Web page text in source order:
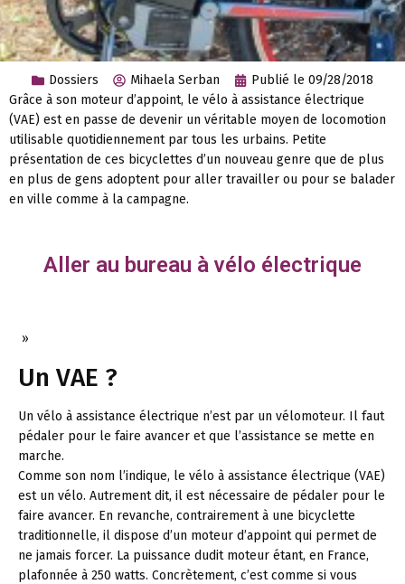
Dossiers Mihaela Serban Publié le 09/28/2018
Grâce à son moteur d’appoint, le vélo à assistance électrique
(VAE) est en passe de devenir un véritable moyen de locomotion
utilisable quotidiennement par tous les urbains. Petite
présentation de ces bicyclettes d’un nouveau genre que de plus
en plus de gens adoptent pour aller travailler ou pour se balader
en ville comme à la campagne.
Aller au bureau à vélo électrique
»
Un VAE ?
Un vélo à assistance électrique n’est par un vélomoteur. Il faut
pédaler pour le faire avancer et que l’assistance se mette en
marche.
Comme son nom l’indique, le vélo à assistance électrique (VAE)
est un vélo. Autrement dit, il est nécessaire de pédaler pour le
faire avancer. En revanche, contrairement à une bicyclette
traditionnelle, il dispose d’un moteur d’appoint qui permet de
ne jamais forcer. La puissance dudit moteur étant, en France,
plafonnée à 250 watts. Concrètement, c’est comme si vous